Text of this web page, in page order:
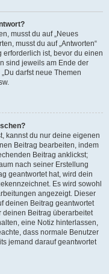
musst du auf „Neues
musst du auf „Antworten“
erforderlich ist, bevor du einen
sind jeweils am Ende der
darfst neue Themen
kannst du nur deine eigenen
Beitrag bearbeiten, indem
Beitrag anklickst;
nach seiner Erstellung
geantwortet hat, wird dein
Es wird sowohl
angezeigt. Dieser
deinen Beitrag geantwortet
deinen Beitrag überarbeitet
eine Notiz hinterlassen,
dass normale Benutzer
jemand darauf geantwortet